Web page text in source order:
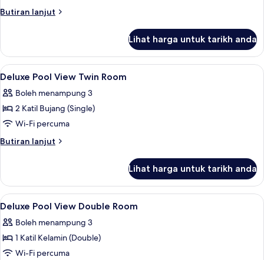
Access
Butiran lanjut
Butiran
Double
Room,
Pool
Lihat harga untuk tarikh anda
Lihat
semua
foto
untuk
Deluxe
Pool
Room
Bar mini, peti besi dalam bilik,
6
Deluxe Pool View Twin Room
Boleh menampung 3
2 Katil Bujang (Single)
Wi-Fi percuma
Butiran lanjut
Butiran
Pool
View
Twin
Lihat harga untuk tarikh anda
Lihat
semua
foto
untuk
Deluxe
Bar mini, peti besi dalam bilik,
8
Deluxe Pool View Double Room
Boleh menampung 3
1 Katil Kelamin (Double)
Wi-Fi percuma